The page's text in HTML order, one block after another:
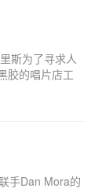
斯为了寻求人
胶的唱片店工
手Dan Mora的